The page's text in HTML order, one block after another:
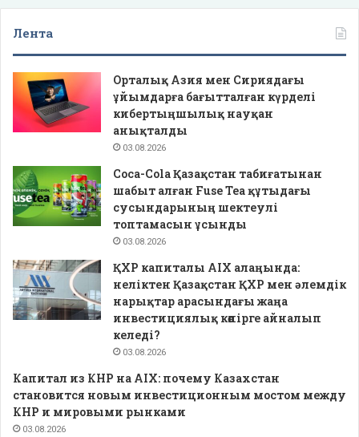
Лента
Орталық Азия мен Сириядағы
ұйымдарға бағытталған күрделі
кибертыңшылық науқан
анықталды
03.08.2026
Coca-Cola Қазақстан табиғатынан
шабыт алған Fuse Tea құтыдағы
сусындарының шектеулі
топтамасын ұсынды
03.08.2026
ҚХР капиталы AIX алаңында:
неліктен Қазақстан ҚХР мен әлемдік
нарықтар арасындағы жаңа
инвестициялық көпірге айналып
келеді?
03.08.2026
Капитал из КНР на AIX: почему Казахстан
становится новым инвестиционным мостом между
КНР и мировыми рынками
03.08.2026